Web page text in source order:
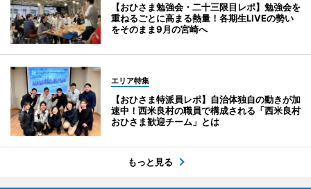
【おひさま勉強会・二十三限目レポ】勉強会を
重ねるごとに高まる熱量！各期生LIVEの勢い
をそのまま9月の宮崎へ
エリア特集
【おひさま特派員レポ】自治体独自の動きが加
速中！西米良村の職員で構成される「西米良村
おひさま歓迎チーム」とは
もっと見る